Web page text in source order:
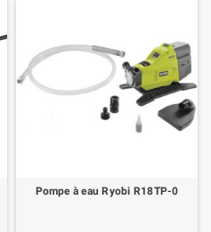
Pompe à eau Ryobi R18TP-0